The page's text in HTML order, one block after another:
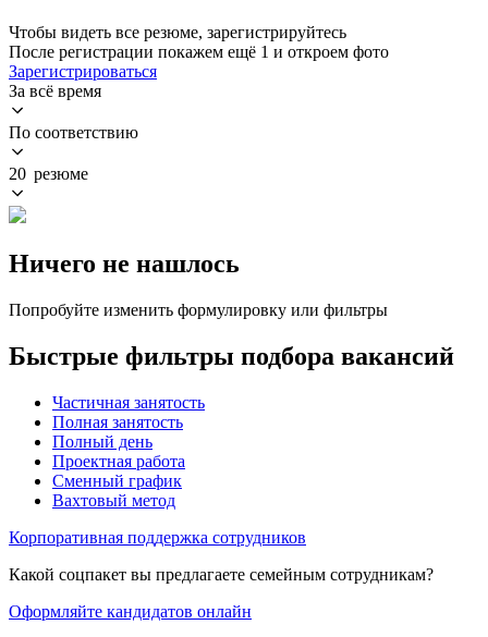
Чтобы видеть все резюме, зарегистрируйтесь
После регистрации покажем ещё 1 и откроем фото
Зарегистрироваться
За всё время
По соответствию
20 резюме
Ничего не нашлось
Попробуйте изменить формулировку или фильтры
Быстрые фильтры подбора вакансий
Частичная занятость
Полная занятость
Полный день
Проектная работа
Сменный график
Вахтовый метод
Корпоративная поддержка сотрудников
Какой соцпакет вы предлагаете семейным сотрудникам?
Оформляйте кандидатов онлайн